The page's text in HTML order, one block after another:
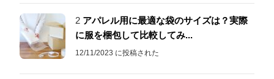
2 アパレル用に最適な袋のサイズは？実際
に服を梱包して比較してみ...
12/11/2023 に投稿された